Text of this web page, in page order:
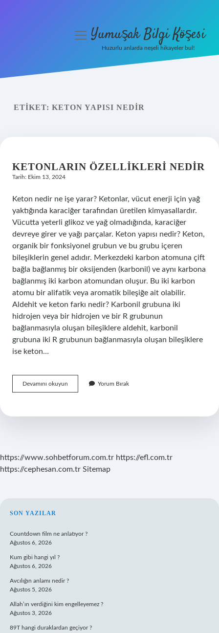
Yasal Uyarı
menüyüYumuşak Bilgi Köşesi
Huzurlu anlarda neşeli hikayeler bul!
ETIKET: KETON YAPISI NEDIR
KETONLARIN ÖZELLIKLERI NEDIR
Tarih: Ekim 13, 2024
Keton nedir ne işe yarar? Ketonlar, vücut enerji için yağ
yaktığında karaciğer tarafından üretilen kimyasallardır.
Vücutta yeterli glikoz ve yağ olmadığında, karaciğer
devreye girer ve yağı parçalar. Keton yapısı nedir? Keton,
organik bir fonksiyonel grubun ve bu grubu içeren
bileşiklerin genel adıdır. Merkezdeki karbon atomuna çift
bağla bağlanmış bir oksijenden (karbonil) ve aynı karbona
bağlanmış iki karbon atomundan oluşur. Bu iki karbon
atomu bir alifatik veya aromatik bileşiğe ait olabilir.
Aldehit ve keton farkı nedir? Karbonil grubuna iki
hidrojen veya bir hidrojen ve bir R grubunun
bağlanmasıyla oluşan bileşiklere aldehit, karbonil
grubuna iki R grubunun bağlanmasıyla oluşan bileşiklere
ise keton…
Devamını okuyun Ketonların
Özellikleri
Yorum Bırak
https://www.sohbetforum.com.tr https://efl.com.tr
https://cephesan.com.tr Sitemap
SIDEBAR
SON YAZILAR
Countdown film ne anlatıyor ?
Ağustos 6, 2026
Kum gibi hangi yıl ?
Ağustos 6, 2026
Avcılığın anlamı nedir ?
Ağustos 5, 2026
Allah’ın verdiğini kim engelleyemez ?
Ağustos 3, 2026
89T hangi duraklardan geçiyor ?